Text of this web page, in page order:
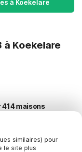
similaires) pour
le site plus
à Koekelare
à Koekelare
414 maisons
pour les